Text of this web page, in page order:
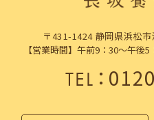
〒431-1424 静岡県浜松
【営業時間】午前9：30～午後
TEL：